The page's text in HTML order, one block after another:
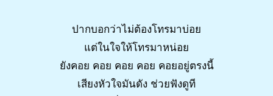
ปากบอกว่าไม่ต้องโทรมาบ่อย
แต่ในใจให้โทรมาหน่อย
ยังคอย คอย คอย คอย คอยอยู่ตรงนี้
เสียงหัวใจมันดัง ช่วยฟังดูที